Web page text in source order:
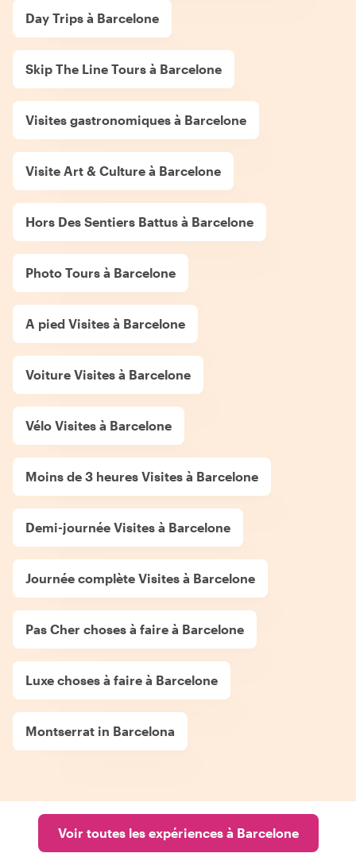
Day Trips à Barcelone
Skip The Line Tours à Barcelone
Visites gastronomiques à Barcelone
Visite Art & Culture à Barcelone
Hors Des Sentiers Battus à Barcelone
Photo Tours à Barcelone
A pied Visites à Barcelone
Voiture Visites à Barcelone
Vélo Visites à Barcelone
Moins de 3 heures Visites à Barcelone
Demi-journée Visites à Barcelone
Journée complète Visites à Barcelone
Pas Cher choses à faire à Barcelone
Luxe choses à faire à Barcelone
Montserrat in Barcelona
Voir toutes les expériences à Barcelone